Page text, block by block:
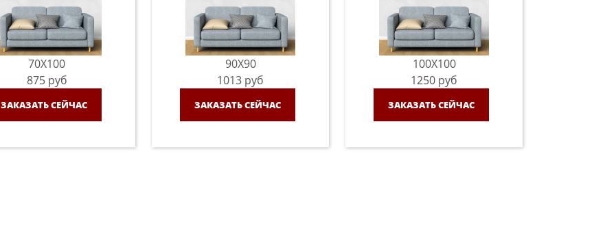
70X100
875 руб
ЗАКАЗАТЬ СЕЙЧАС
90X90
1013 руб
ЗАКАЗАТЬ СЕЙЧАС
100X100
1250 руб
ЗАКАЗАТЬ СЕЙЧАС